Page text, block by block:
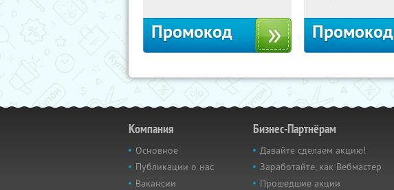
Промокод Промокод
Компания
Основное
Публикации о нас
Вакансии
Бизнес-Партнёрам
Давайте сделаем акцию!
Заработайте, как Вебмастер
Прошедшие акции